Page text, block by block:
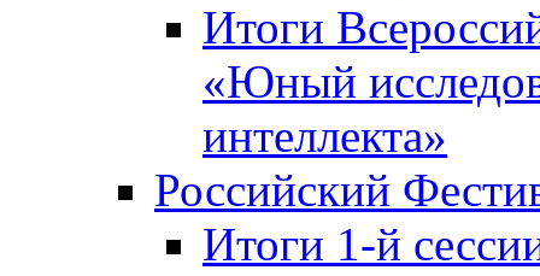
Итоги
«Юный
интеллекта»
Российский
Итоги 1-й